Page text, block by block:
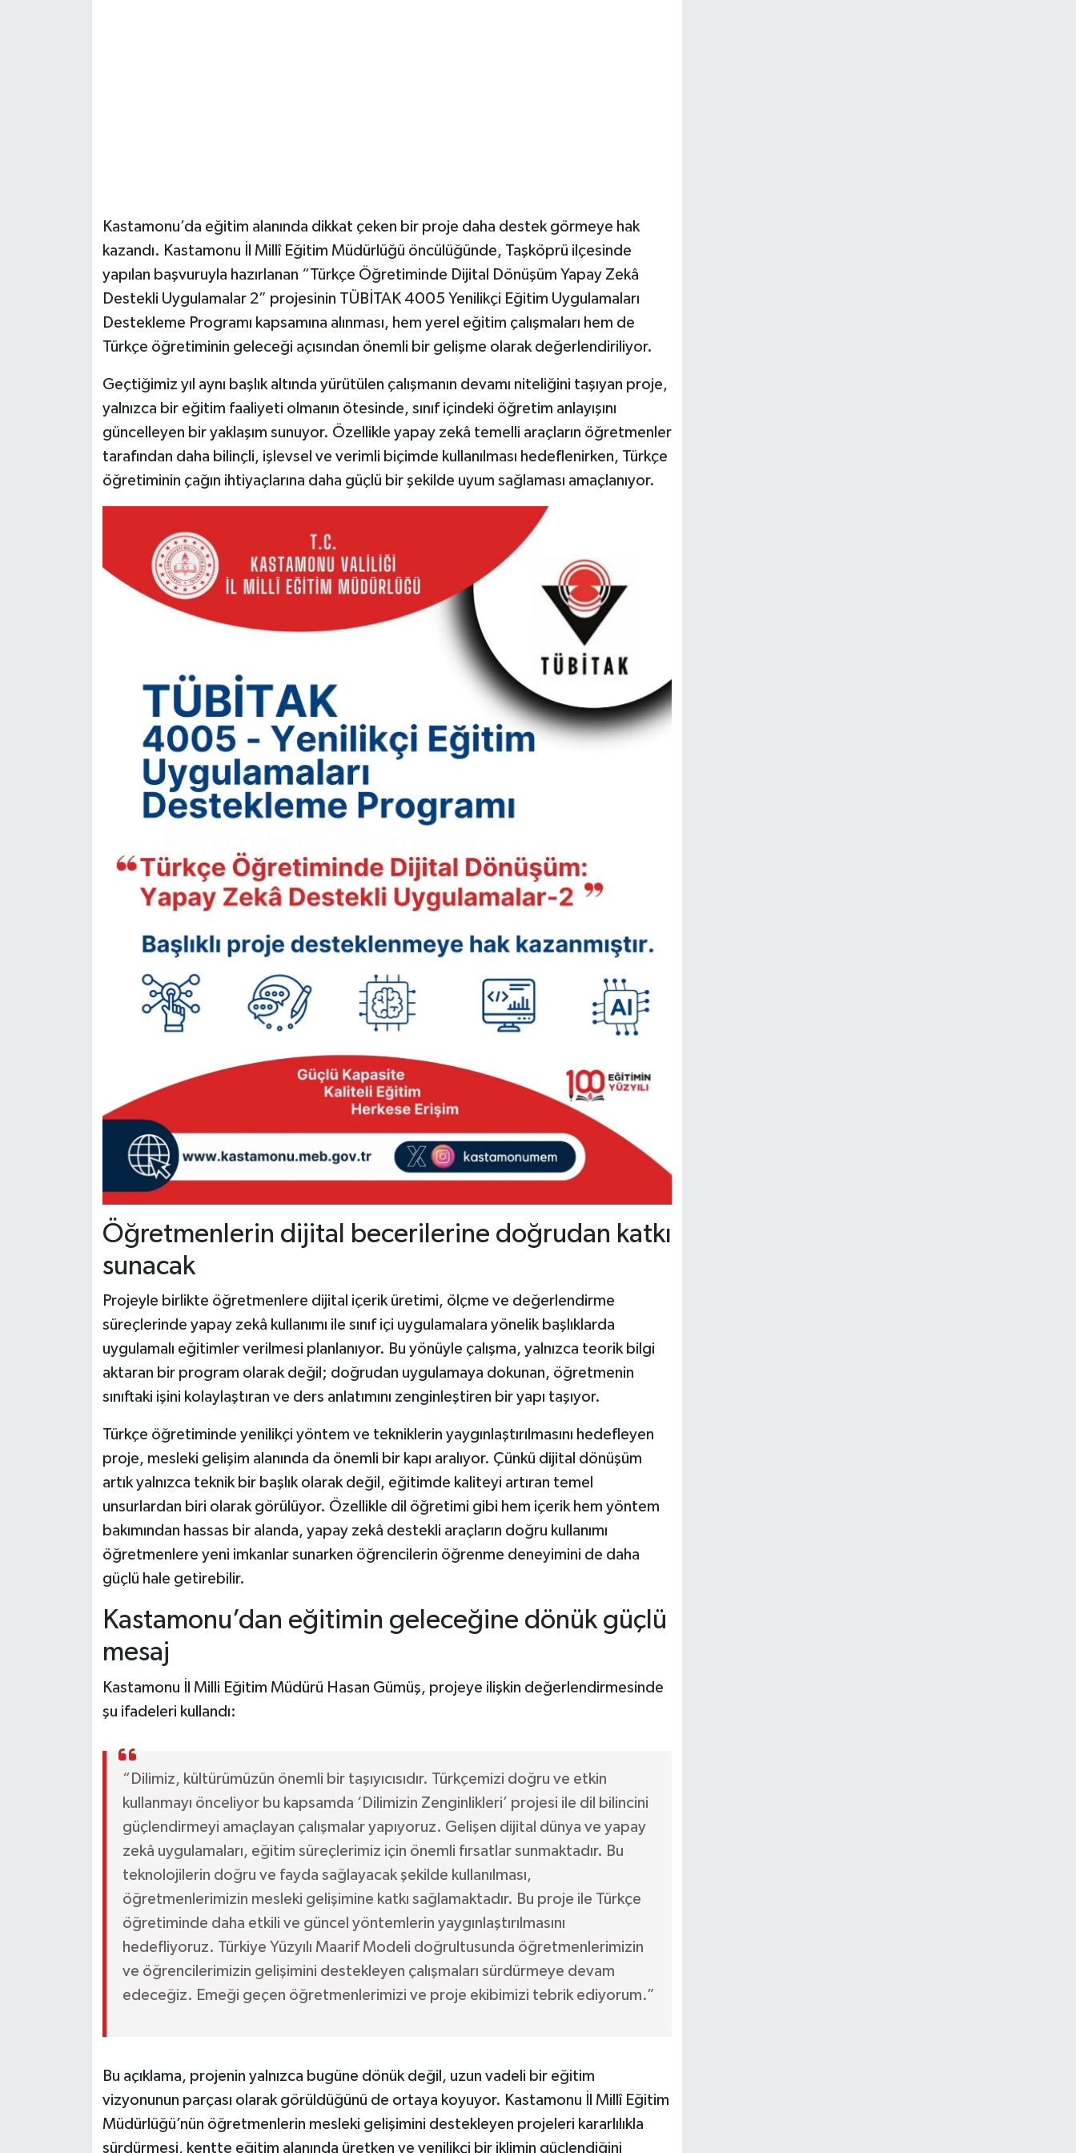
Kastamonu’da eğitim alanında dikkat çeken bir proje daha destek görmeye hak
kazandı. Kastamonu İl Millî Eğitim Müdürlüğü öncülüğünde, Taşköprü ilçesinde
yapılan başvuruyla hazırlanan “Türkçe Öğretiminde Dijital Dönüşüm Yapay Zekâ
Destekli Uygulamalar 2” projesinin TÜBİTAK 4005 Yenilikçi Eğitim Uygulamaları
Destekleme Programı kapsamına alınması, hem yerel eğitim çalışmaları hem de
Türkçe öğretiminin geleceği açısından önemli bir gelişme olarak değerlendiriliyor.
Geçtiğimiz yıl aynı başlık altında yürütülen çalışmanın devamı niteliğini taşıyan proje,
yalnızca bir eğitim faaliyeti olmanın ötesinde, sınıf içindeki öğretim anlayışını
güncelleyen bir yaklaşım sunuyor. Özellikle yapay zekâ temelli araçların öğretmenler
tarafından daha bilinçli, işlevsel ve verimli biçimde kullanılması hedeflenirken, Türkçe
öğretiminin çağın ihtiyaçlarına daha güçlü bir şekilde uyum sağlaması amaçlanıyor.
Öğretmenlerin dijital becerilerine doğrudan katkı
sunacak
Projeyle birlikte öğretmenlere dijital içerik üretimi, ölçme ve değerlendirme
süreçlerinde yapay zekâ kullanımı ile sınıf içi uygulamalara yönelik başlıklarda
uygulamalı eğitimler verilmesi planlanıyor. Bu yönüyle çalışma, yalnızca teorik bilgi
aktaran bir program olarak değil; doğrudan uygulamaya dokunan, öğretmenin
sınıftaki işini kolaylaştıran ve ders anlatımını zenginleştiren bir yapı taşıyor.
Türkçe öğretiminde yenilikçi yöntem ve tekniklerin yaygınlaştırılmasını hedefleyen
proje, mesleki gelişim alanında da önemli bir kapı aralıyor. Çünkü dijital dönüşüm
artık yalnızca teknik bir başlık olarak değil, eğitimde kaliteyi artıran temel
unsurlardan biri olarak görülüyor. Özellikle dil öğretimi gibi hem içerik hem yöntem
bakımından hassas bir alanda, yapay zekâ destekli araçların doğru kullanımı
öğretmenlere yeni imkanlar sunarken öğrencilerin öğrenme deneyimini de daha
güçlü hale getirebilir.
Kastamonu’dan eğitimin geleceğine dönük güçlü
mesaj
Kastamonu İl Milli Eğitim Müdürü Hasan Gümüş, projeye ilişkin değerlendirmesinde
şu ifadeleri kullandı:
“Dilimiz, kültürümüzün önemli bir taşıyıcısıdır. Türkçemizi doğru ve etkin
kullanmayı önceliyor bu kapsamda ‘Dilimizin Zenginlikleri’ projesi ile dil bilincini
güçlendirmeyi amaçlayan çalışmalar yapıyoruz. Gelişen dijital dünya ve yapay
zekâ uygulamaları, eğitim süreçlerimiz için önemli fırsatlar sunmaktadır. Bu
teknolojilerin doğru ve fayda sağlayacak şekilde kullanılması,
öğretmenlerimizin mesleki gelişimine katkı sağlamaktadır. Bu proje ile Türkçe
öğretiminde daha etkili ve güncel yöntemlerin yaygınlaştırılmasını
hedefliyoruz. Türkiye Yüzyılı Maarif Modeli doğrultusunda öğretmenlerimizin
ve öğrencilerimizin gelişimini destekleyen çalışmaları sürdürmeye devam
edeceğiz. Emeği geçen öğretmenlerimizi ve proje ekibimizi tebrik ediyorum.”
Bu açıklama, projenin yalnızca bugüne dönük değil, uzun vadeli bir eğitim
vizyonunun parçası olarak görüldüğünü de ortaya koyuyor. Kastamonu İl Millî Eğitim
Müdürlüğü’nün öğretmenlerin mesleki gelişimini destekleyen projeleri kararlılıkla
sürdürmesi, kentte eğitim alanında üretken ve yenilikçi bir iklimin güçlendiğini
Ulusal Haberler
Teknoloji Haberleri
Siyaset Haberleri
Yerel Haberler